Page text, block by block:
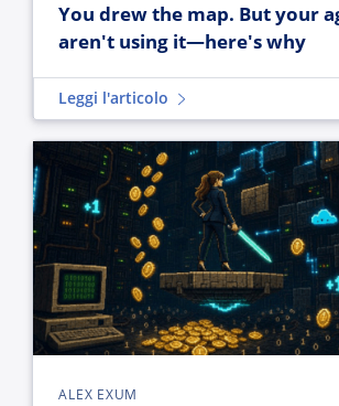
You drew the map. But your
aren't using it—here's why
Leggi l'articolo
The AI ROI gap: Why $40 billion in
ALEX EXUM